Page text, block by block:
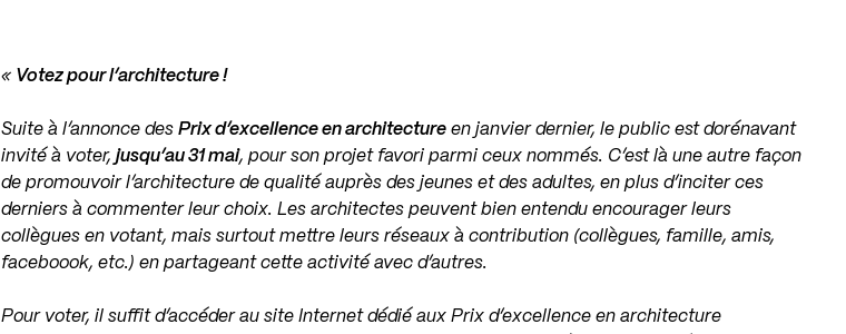
« Votez pour l’architecture !
Suite à l’annonce desPrix d’excellence en architecture en janvier dernier, le public est dorénavant
invité à voter,jusqu’au 31 mai, pour son projet favori parmi ceux nommés. C’est là une autre façon
de promouvoir l’architecture de qualité auprès des jeunes et des adultes, en plus d’inciter ces
derniers à commenter leur choix. Les architectes peuvent bien entendu encourager leurs
collègues en votant, mais surtout mettre leurs réseaux à contribution (collègues, famille, amis,
faceboook, etc.) en partageant cette activité avec d’autres.
Pour voter, il suffit d’accéder au site Internet dédié aux Prix d’excellence en architecture